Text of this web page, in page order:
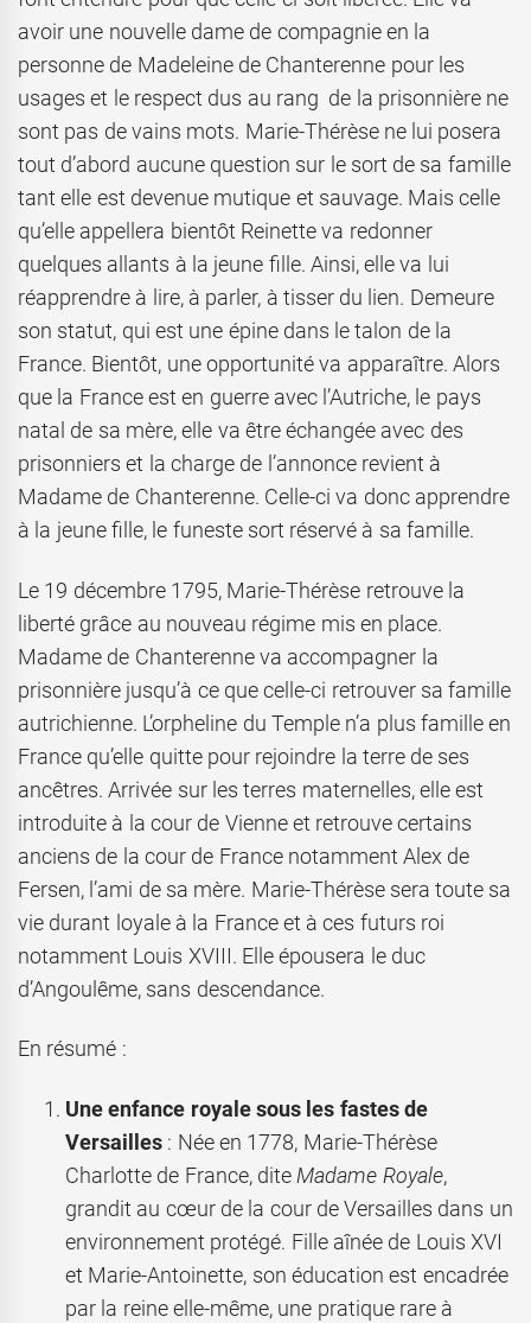
avoir une nouvelle dame de compagnie en la
personne de Madeleine de Chanterenne pour les
usages et le respect dus au rang de la prisonnière ne
sont pas de vains mots. Marie-Thérèse ne lui posera
tout d’abord aucune question sur le sort de sa famille
tant elle est devenue mutique et sauvage. Mais celle
qu’elle appellera bientôt Reinette va redonner
quelques allants à la jeune fille. Ainsi, elle va lui
réapprendre à lire, à parler, à tisser du lien. Demeure
son statut, qui est une épine dans le talon de la
France. Bientôt, une opportunité va apparaître. Alors
que la France est en guerre avec l’Autriche, le pays
natal de sa mère, elle va être échangée avec des
prisonniers et la charge de l’annonce revient à
Madame de Chanterenne. Celle-ci va donc apprendre
à la jeune fille, le funeste sort réservé à sa famille.
Le 19 décembre 1795, Marie-Thérèse retrouve la
liberté grâce au nouveau régime mis en place.
Madame de Chanterenne va accompagner la
prisonnière jusqu’à ce que celle-ci retrouver sa famille
autrichienne. L’orpheline du Temple n’a plus famille en
France qu’elle quitte pour rejoindre la terre de ses
ancêtres. Arrivée sur les terres maternelles, elle est
introduite à la cour de Vienne et retrouve certains
anciens de la cour de France notamment Alex de
Fersen, l’ami de sa mère. Marie-Thérèse sera toute sa
vie durant loyale à la France et à ces futurs roi
notamment Louis XVIII. Elle épousera le duc
d’Angoulême, sans descendance.
En résumé :
Une enfance royale sous les fastes de
Versailles : Née en 1778, Marie-Thérèse
Charlotte de France, dite Madame Royale,
grandit au cœur de la cour de Versailles dans un
environnement protégé. Fille aînée de Louis XVI
et Marie-Antoinette, son éducation est encadrée
par la reine elle-même, une pratique rare à